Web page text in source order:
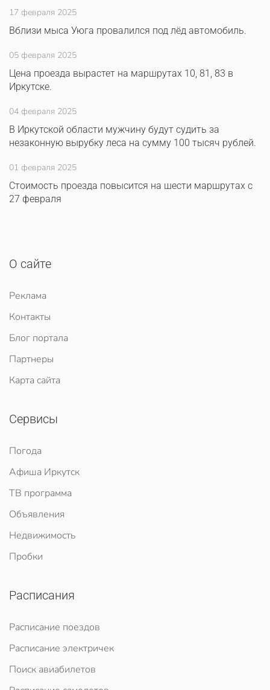
17 февраля 2025
Вблизи мыса Уюга провалился под лёд автомобиль.
05 февраля 2025
Цена проезда вырастет на маршрутах 10, 81, 83 в
Иркутске.
04 февраля 2025
В Иркутской области мужчину будут судить за
незаконную вырубку леса на сумму 100 тысяч рублей.
01 февраля 2025
Стоимость проезда повысится на шести маршрутах с
27 февраля
О сайте
Реклама
Контакты
Блог портала
Партнеры
Карта сайта
Сервисы
Погода
Афиша Иркутск
ТВ программа
Объявления
Недвижимость
Пробки
Расписания
Расписание поездов
Расписание электричек
Поиск авиабилетов